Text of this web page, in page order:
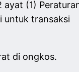
ayat (1)
untuk transaksi
di ongkos.